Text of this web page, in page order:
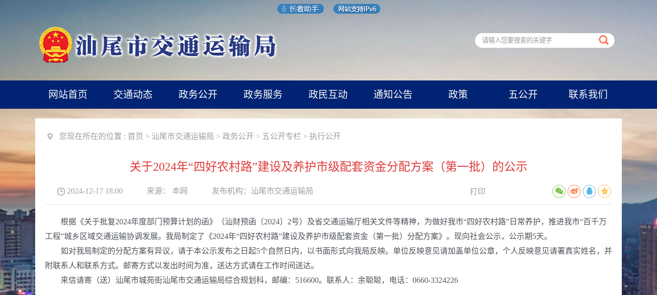
网站首页 交通动态 政务公开 政务服务 政民互动 通知公告 政策 五公开 联系我们
您现在所在的位置 : 首页 > 汕尾市交通运输局 > 政务公开 > 五公开专栏 > 执行公开
关于2024年“四好农村路”建设及养护市级配套资金分配方案（第一批）的公示
2024-12-17 18:00 来源： 本网 发布机构： 汕尾市交通运输局 打印
根据《关于批复2024年度部门预算计划的函》（汕财预函〔2024〕2号）及省交通运输厅相关文件等精神，为做好我市“四好农村路”日常养护，推进我市“百千万
工程”城乡区域交通运输协调发展。我局制定了《2024年“四好农村路”建设及养护市级配套资金（第一批）分配方案》。现向社会公示，公示期5天。
如对我局制定的分配方案有异议，请于本公示发布之日起5个自然日内，以书面形式向我局反映。单位反映意见请加盖单位公章，个人反映意见请署真实姓名，并
附联系人和联系方式。邮寄方式以发出时间为准，送达方式请在工作时间送达。
来信请寄（送）汕尾市城苑街汕尾市交通运输局综合规划科，邮编：516600。联系人：余聪聪，电话：0660-3324226